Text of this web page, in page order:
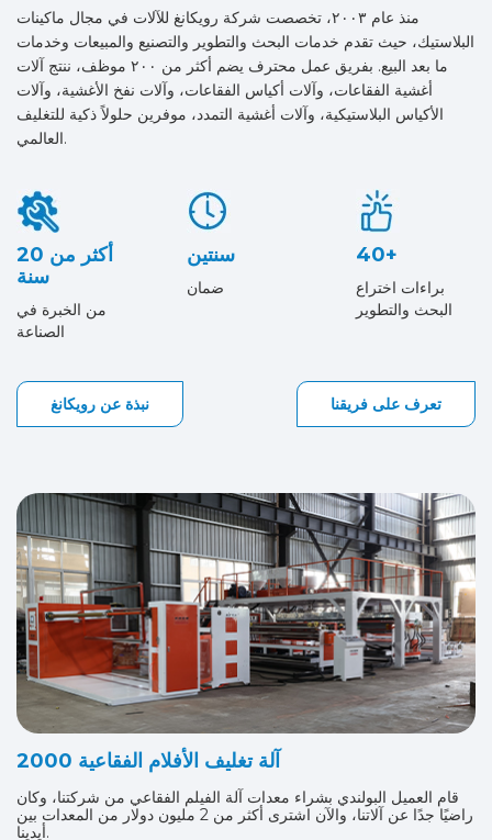
منذ عام ٢٠٠٣، تخصصت شركة رويكانغ للآلات في مجال ماكينات
البلاستيك، حيث تقدم خدمات البحث والتطوير والتصنيع والمبيعات وخدمات
ما بعد البيع. بفريق عمل محترف يضم أكثر من ٢٠٠ موظف، ننتج آلات
أغشية الفقاعات، وآلات أكياس الفقاعات، وآلات نفخ الأغشية، وآلات
الأكياس البلاستيكية، وآلات أغشية التمدد، موفرين حلولاً ذكية للتغليف
العالمي.
أكثر من 20
سنة
من الخبرة في
الصناعة
سنتين
ضمان
40+
براءات اختراع
البحث والتطوير
نبذة عن رويكانغ تعرف على فريقنا
آلة تغليف الأفلام الفقاعية 2000
قام العميل البولندي بشراء معدات آلة الفيلم الفقاعي من شركتنا، وكان
راضيًا جدًا عن آلاتنا، والآن اشترى أكثر من 2 مليون دولار من المعدات بين
أيدينا.